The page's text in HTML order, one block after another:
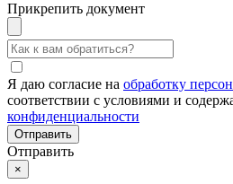
Прикрепить документ
Я даю согласие на обработку
соответствии с условиями и
конфиденциальности
Отправить
×